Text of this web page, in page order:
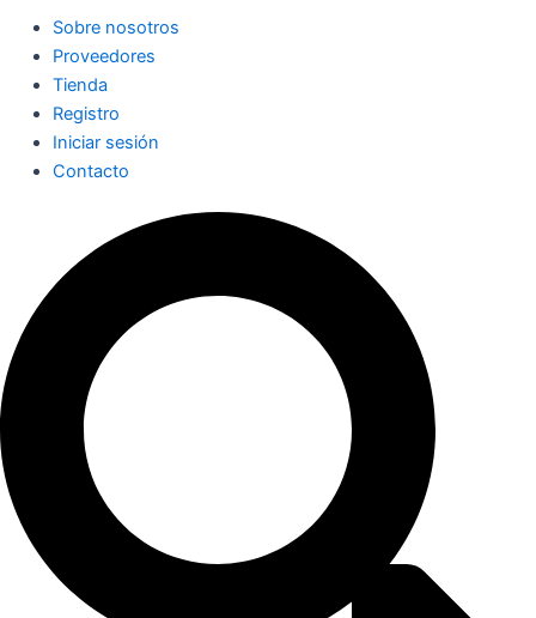
Sobre nosotros
Proveedores
Tienda
Registro
Iniciar sesión
Contacto